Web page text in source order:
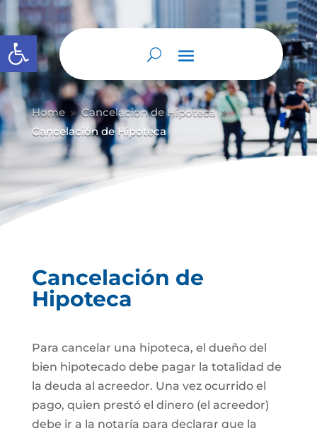
Abrir barra de herramientas
Home 9 Cancelación de Hipoteca 9
Cancelación de Hipoteca
Cancelación de
Hipoteca
Para cancelar una hipoteca, el dueño del
bien hipotecado debe pagar la totalidad de
la deuda al acreedor. Una vez ocurrido el
pago, quien prestó el dinero (el acreedor)
debe ir a la notaría para declarar que la